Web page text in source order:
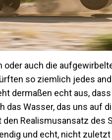
oder auch die
so ziemlich jedes
dermaßen echt aus,
das Wasser, das uns auf
Realismusansatz des
und echt, nicht